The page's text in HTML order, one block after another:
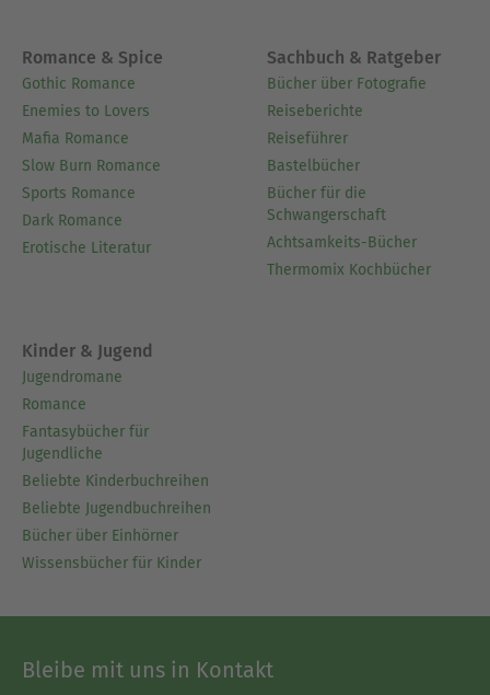
Romance & Spice
Gothic Romance
Enemies to Lovers
Mafia Romance
Slow Burn Romance
Sports Romance
Dark Romance
Erotische Literatur
Sachbuch & Ratgeber
Bücher über Fotografie
Reiseberichte
Reiseführer
Bastelbücher
Bücher für die
Schwangerschaft
Achtsamkeits-Bücher
Thermomix Kochbücher
Kinder & Jugend
Jugendromane
Romance
Fantasybücher für
Jugendliche
Beliebte Kinderbuchreihen
Beliebte Jugendbuchreihen
Bücher über Einhörner
Wissensbücher für Kinder
Bleibe mit uns in Kontakt